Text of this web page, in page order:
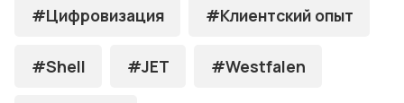
#Цифровизация #Клиентский опыт
#Shell #JET #Westfalen